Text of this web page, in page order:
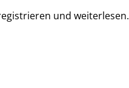
und weiterlesen.